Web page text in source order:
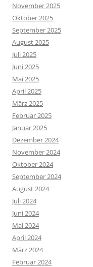
November 2025
Oktober 2025
September 2025
August 2025
Juli 2025
Juni 2025
Mai 2025
April 2025
März 2025
Februar 2025
Januar 2025
Dezember 2024
November 2024
Oktober 2024
September 2024
August 2024
Juli 2024
Juni 2024
Mai 2024
April 2024
März 2024
Februar 2024